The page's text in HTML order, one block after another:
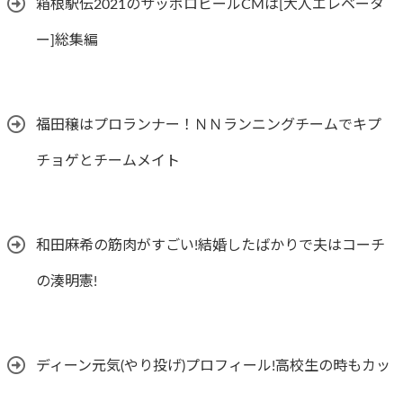
箱根駅伝2021のサッポロビールCMは[大人エレベータ
ー]総集編
福田穣はプロランナー！ＮＮランニングチームでキプ
チョゲとチームメイト
和田麻希の筋肉がすごい!結婚したばかりで夫はコーチ
の湊明憲!
ディーン元気(やり投げ)プロフィール!高校生の時もカッ